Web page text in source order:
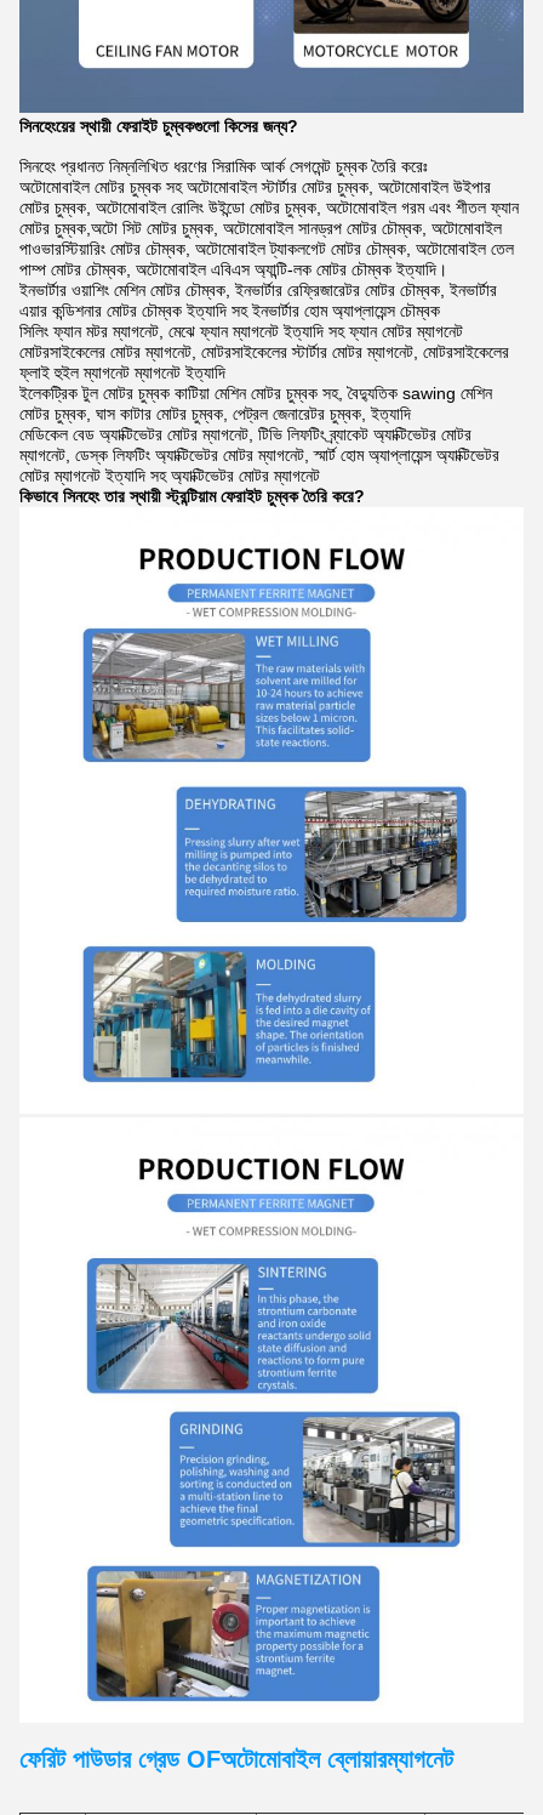
সিনহেংয়ের স্থায়ী ফেরাইট চুম্বকগুলো কিসের জন্য?
সিনহেং প্রধানত নিম্নলিখিত ধরণের সিরামিক আর্ক সেগমেন্ট চুম্বক তৈরি করেঃ
অটোমোবাইল মোটর চুম্বক সহ অটোমোবাইল স্টার্টার মোটর চুম্বক, অটোমোবাইল উইপার
মোটর চুম্বক, অটোমোবাইল রোলিং উইন্ডো মোটর চুম্বক, অটোমোবাইল গরম এবং শীতল ফ্যান
মোটর চুম্বক,অটো সিট মোটর চুম্বক, অটোমোবাইল সানড্রপ মোটর চৌম্বক, অটোমোবাইল
পাওভারস্টিয়ারিং মোটর চৌম্বক, অটোমোবাইল ট্যাকলগেট মোটর চৌম্বক, অটোমোবাইল তেল
পাম্প মোটর চৌম্বক, অটোমোবাইল এবিএস অ্যান্টি-লক মোটর চৌম্বক ইত্যাদি।
ইনভার্টার ওয়াশিং মেশিন মোটর চৌম্বক, ইনভার্টার রেফ্রিজারেটর মোটর চৌম্বক, ইনভার্টার
এয়ার কন্ডিশনার মোটর চৌম্বক ইত্যাদি সহ ইনভার্টার হোম অ্যাপ্লায়েন্স চৌম্বক
সিলিং ফ্যান মটর ম্যাগনেট, মেঝে ফ্যান ম্যাগনেট ইত্যাদি সহ ফ্যান মোটর ম্যাগনেট
মোটরসাইকেলের মোটর ম্যাগনেট, মোটরসাইকেলের স্টার্টার মোটর ম্যাগনেট, মোটরসাইকেলের
ফ্লাই হুইল ম্যাগনেট ম্যাগনেট ইত্যাদি
ইলেকট্রিক টুল মোটর চুম্বক কাটিয়া মেশিন মোটর চুম্বক সহ, বৈদ্যুতিক sawing মেশিন
মোটর চুম্বক, ঘাস কাটার মোটর চুম্বক, পেট্রল জেনারেটর চুম্বক, ইত্যাদি
মেডিকেল বেড অ্যাক্টিভেটর মোটর ম্যাগনেট, টিভি লিফটিং ব্র্যাকেট অ্যাক্টিভেটর মোটর
ম্যাগনেট, ডেস্ক লিফটিং অ্যাক্টিভেটর মোটর ম্যাগনেট, স্মার্ট হোম অ্যাপ্লায়েন্স অ্যাক্টিভেটর
মোটর ম্যাগনেট ইত্যাদি সহ অ্যাক্টিভেটর মোটর ম্যাগনেট
কিভাবে সিনহেং তার স্থায়ী স্ট্রন্টিয়াম ফেরাইট চুম্বক তৈরি করে?
ফেরিট পাউডার গ্রেড OFঅটোমোবাইল ব্লোয়ারম্যাগনেট